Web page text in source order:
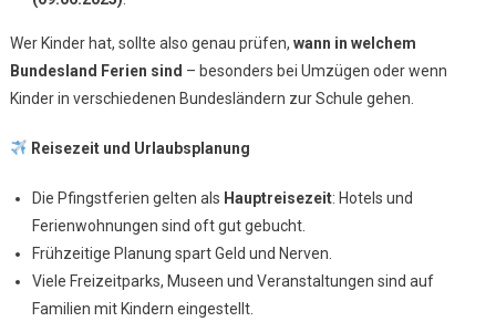
Wer Kinder hat, sollte also genau prüfen, wann in welchem
Bundesland Ferien sind – besonders bei Umzügen oder wenn
Kinder in verschiedenen Bundesländern zur Schule gehen.
Reisezeit und Urlaubsplanung
Die Pfingstferien gelten als Hauptreisezeit: Hotels und
Ferienwohnungen sind oft gut gebucht.
Frühzeitige Planung spart Geld und Nerven.
Viele Freizeitparks, Museen und Veranstaltungen sind auf
Familien mit Kindern eingestellt.